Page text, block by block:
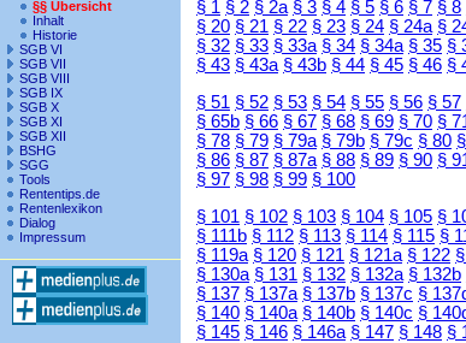
§§ Übersicht
Inhalt
Historie
SGB VI
SGB VII
SGB VIII
SGB IX
SGB X
SGB XI
SGB XII
BSHG
SGG
Tools
Rententips.de
Rentenlexikon
Dialog
Impressum
§ 1 § 2 § 2a § 3 § 4 § 5 § 6 § 7 § 8
§ 20 § 21 § 22 § 23 § 24 § 24a §
§ 32 § 33 § 33a § 34 § 34a § 35 §
§ 43 § 43a § 43b § 44 § 45 § 46 §
§ 51 § 52 § 53 § 54 § 55 § 56 § 57
§ 65b § 66 § 67 § 68 § 69 § 70 §
§ 78 § 79 § 79a § 79b § 79c § 80
§ 86 § 87 § 87a § 88 § 89 § 90 §
§ 97 § 98 § 99 § 100
§ 101 § 102 § 103 § 104 § 105 §
§ 111b § 112 § 113 § 114 § 115 §
§ 119a § 120 § 121 § 121a § 122
§ 130a § 131 § 132 § 132a § 132b
§ 137 § 137a § 137b § 137c §
§ 140 § 140a § 140b § 140c §
§ 145 § 146 § 146a § 147 § 148 §